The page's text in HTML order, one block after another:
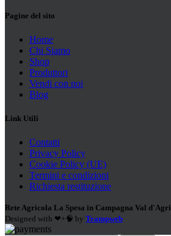
Pagine del sito
Home
Chi Siamo
Shop
Produttori
Vendi con noi
Blog
Link Utili
Contatti
Privacy Policy
Cookie Policy (UE)
Termini e condizioni
Richiesta restituzione
Rete Agricola La Spesa in Campagna Val d'Agri
Designed with ❤+🧠 by Trampweb